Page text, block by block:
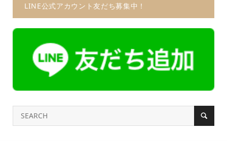
LINE公式アカウント友だち募集中！